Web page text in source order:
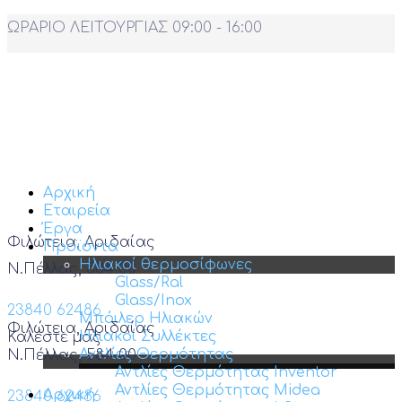
ΩΡΑΡΙΟ ΛΕΙΤΟΥΡΓΙΑΣ 09:00 - 16:00
Φιλώτεια, Αριδαίας
Ν.Πέλλας, 584 00
23840 62486
Καλέστε μας
Αρχική
Εταιρεία
Έργα
Προϊόντα
Ηλιακοί θερμοσίφωνες
Glass/Ral
Glass/Inox
Μπόιλερ Ηλιακών
Ηλιακοί Συλλέκτες
Αντλίες Θερμότητας
Αντλίες Θερμότητας Inventor
Αντλίες Θερμότητας Midea
Φιλώτεια, Αριδαίας
Ν.Πέλλας, 584 00
23840 62486
Αρχική